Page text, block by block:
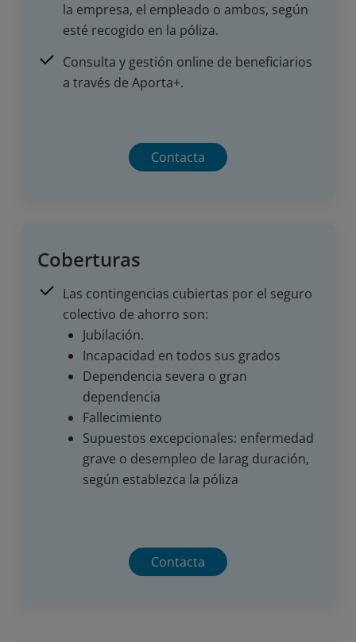
la empresa, el empleado o ambos, según
esté recogido en la póliza.
Consulta y gestión online de beneficiarios
a través de Aporta+.
Contacta
Coberturas
Las contingencias cubiertas por el seguro
colectivo de ahorro son:
Jubilación.
Incapacidad en todos sus grados
Dependencia severa o gran
dependencia
Fallecimiento
Supuestos excepcionales: enfermedad
grave o desempleo de larag duración,
según establezca la póliza
Contacta